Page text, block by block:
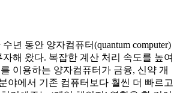
년 동안 양자컴퓨터(quantum computer)
해 왔다. 복잡한 계산 처리 속도를 높여
이용하는 양자컴퓨터가 금융, 신약 개
야에서 기존 컴퓨터보다 훨씬 더 빠르고